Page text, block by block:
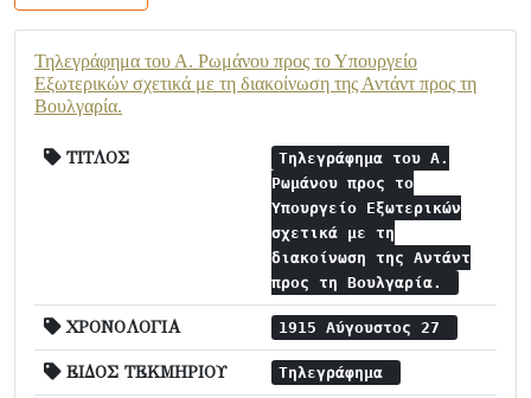
Τηλεγράφημα του Α. Ρωμάνου προς το Υπουργείο
Εξωτερικών σχετικά με τη διακοίνωση της Αντάντ προς τη
Βουλγαρία.
ΤΙΤΛΟΣ
Τηλεγράφημα του Α.
Ρωμάνου προς το
Υπουργείο Εξωτερικών
σχετικά με τη
διακοίνωση της Αντάντ
προς τη Βουλγαρία.
ΧΡΟΝΟΛΟΓΙΑ 1915 Αύγουστος 27
ΕΙΔΟΣ ΤΕΚΜΗΡΙΟΥ Τηλεγράφημα